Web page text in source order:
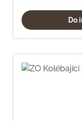
Do